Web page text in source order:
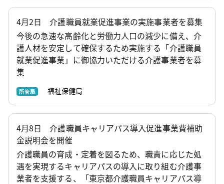
4月2日 介護職員就業促進事業の実施事業者を募集
今後の急速な高齢化と労働力人口の減少に備え、介
護人材を安定して確保するため実施する「介護職員
就業促進事業」に御協力いただける介護事業者を募
集
所管局 福祉保健局
4月8日 介護職員キャリアパス導入促進事業費補助
金説明会を開催
介護職員の育成・定着を図るため、職責に応じた処
遇を実現するキャリアパスの導入に取り組む介護事
業者を支援する、「東京都介護職員キャリアパス導